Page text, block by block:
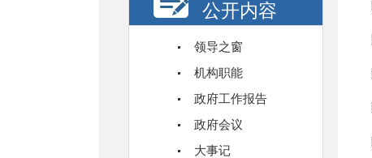
公开内容
领导之窗
机构职能
政府工作报告
政府会议
大事记